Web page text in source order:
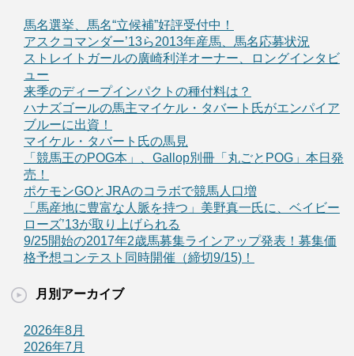
馬名選挙、馬名“立候補”好評受付中！
アスクコマンダー’13ら2013年産馬、馬名応募状況
ストレイトガールの廣崎利洋オーナー、ロングインタビ
ュー
来季のディープインパクトの種付料は？
ハナズゴールの馬主マイケル・タバート氏がエンパイア
ブルーに出資！
マイケル・タバート氏の馬見
「競馬王のPOG本」、Gallop別冊「丸ごとPOG」本日発
売！
ポケモンGOとJRAのコラボで競馬人口増
「馬産地に豊富な人脈を持つ」美野真一氏に、ベイビー
ローズ’13が取り上げられる
9/25開始の2017年2歳馬募集ラインアップ発表！募集価
格予想コンテスト同時開催（締切9/15)！
月別アーカイブ
2026年8月
2026年7月